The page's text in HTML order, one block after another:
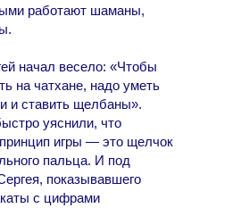
работают шаманы,
начал весело: «Чтобы
на чатхане, надо уметь
и ставить щелбаны».
уяснили, что
игры — это щелчок
пальца. И под
показывавшего
с цифрами